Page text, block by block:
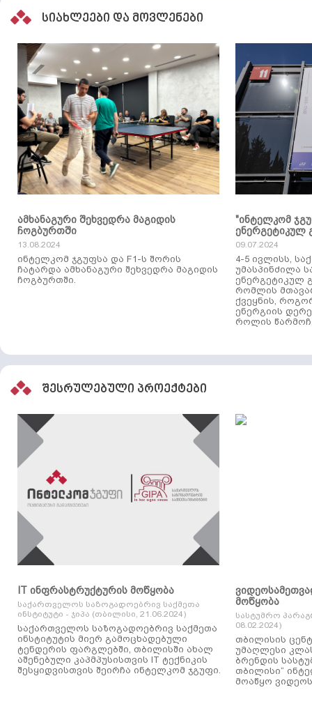
სიახლეები და მოვლენები
ამხანაგური შეხვედრა მაგიდის
ჩოგბურთში
13.08.2024
ინტელკომ ჯგუფსა და F1-ს შორის
ჩატარდა ამხანაგური შეხვედრა მაგიდის
ჩოგბურთში.
"ინტელკომ
ენერგეტიკულ
09.07.2024
4-5 ივლისს,
უმასპინძილა
ენერგეტიკულ
რომლის
ქვეყნის,
ენერგიის
როლის
შესრულებული პროექტები
IT ინფრასტრუქტურის მოწყობა
საქართველოს საზოგადოებრივ საქმეთა
ინსტიტუტი - ჯიპა (თბილისი, 21.06.2024)
საქართველოს საზოგადოებრივ საქმეთა
ინსტიტუტის მიერ გამოცხადებული
ტენდერის ფარგლებში, თბილისში ახალ
აშენებული კაპმპუსისთვის IT ტექნიკის
შესყიდვისთვის შეირჩა ინტელკომ ჯგუფი.
მოწყობა
სასტუმრო
08.02.2024)
თბილისის
უმაღლესი
ბრენდის
თბილისი“
მოაწყო